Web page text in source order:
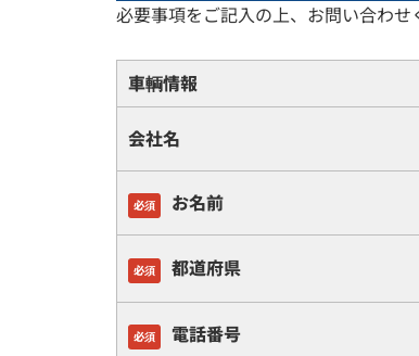
必要事項をご記入の上、お問い合わせ
車輌情報
会社名
必須 お名前
必須 都道府県
必須 電話番号